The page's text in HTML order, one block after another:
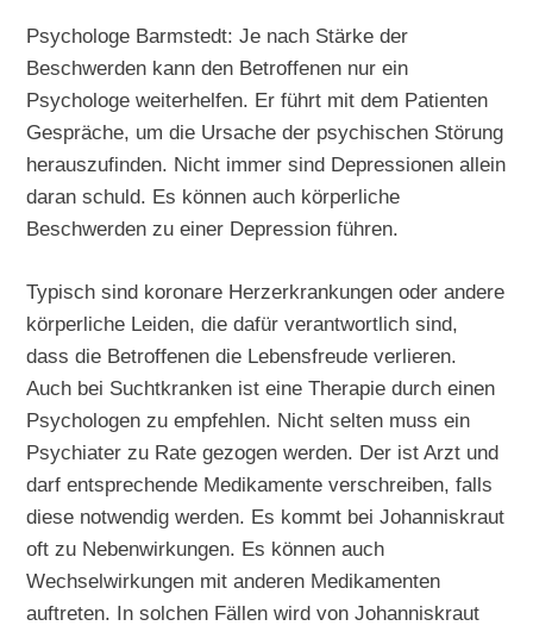
Psychologe Barmstedt: Je nach Stärke der
Beschwerden kann den Betroffenen nur ein
Psychologe weiterhelfen. Er führt mit dem Patienten
Gespräche, um die Ursache der psychischen Störung
herauszufinden. Nicht immer sind Depressionen allein
daran schuld. Es können auch körperliche
Beschwerden zu einer Depression führen.
Typisch sind koronare Herzerkrankungen oder andere
körperliche Leiden, die dafür verantwortlich sind,
dass die Betroffenen die Lebensfreude verlieren.
Auch bei Suchtkranken ist eine Therapie durch einen
Psychologen zu empfehlen. Nicht selten muss ein
Psychiater zu Rate gezogen werden. Der ist Arzt und
darf entsprechende Medikamente verschreiben, falls
diese notwendig werden. Es kommt bei Johanniskraut
oft zu Nebenwirkungen. Es können auch
Wechselwirkungen mit anderen Medikamenten
auftreten. In solchen Fällen wird von Johanniskraut